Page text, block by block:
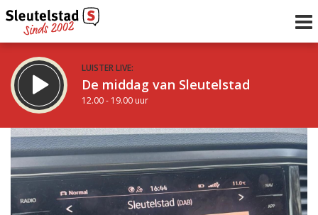
LUISTER LIVE:
De middag van Sleutelstad
12.00 - 19.00 uur
STRAKS:
De avond van Sleutelstad
19.00 - 22.00 uur
Vorig uur
uur 1 van 0 Volgend uur